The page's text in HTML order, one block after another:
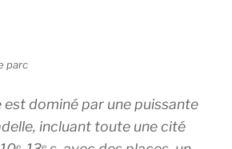
parc
dominé par une puissante
incluant toute une cité